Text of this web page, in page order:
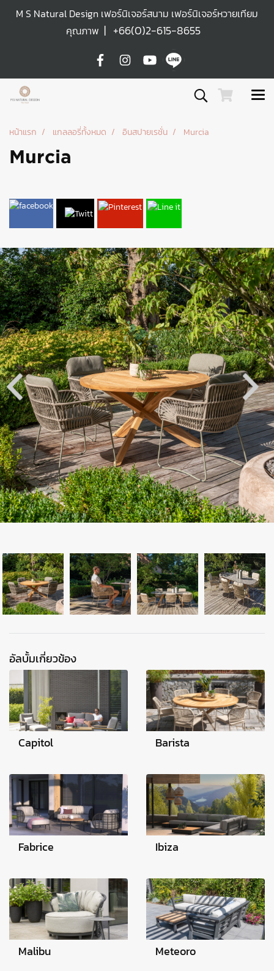
M S Natural Design เฟอร์นิเจอร์สนาม เฟอร์นิเจอร์หวายเทียม
คุณภาพ | +66(0)2-615-8655
หน้าแรก แกลลอรี่ทั้งหมด อินสปายเรชั่น Murcia
Murcia
อัลบั้มเกี่ยวข้อง
Capitol Barista
Fabrice Ibiza
Malibu Meteoro